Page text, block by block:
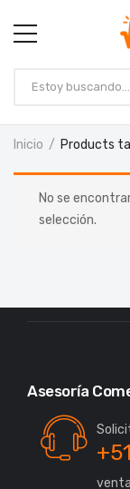
Inicio Products
No se
selección.
Asesoría